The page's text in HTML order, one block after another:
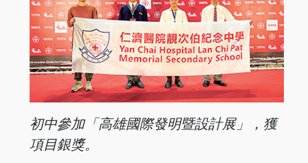
初中參加「高雄國際發明暨設計展」，獲
項目銀獎。